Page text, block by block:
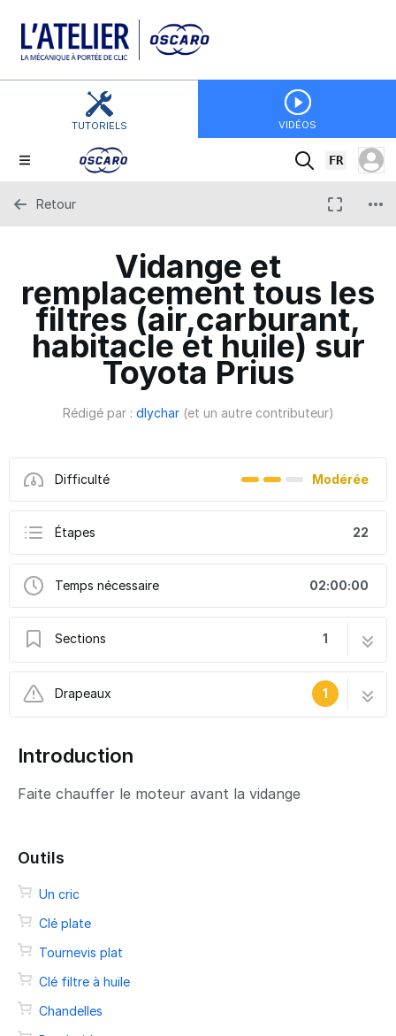
TUTORIELS VIDÉOS
FR
Vidange et
remplacement tous les
filtres (air,carburant,
habitacle et huile) sur
Toyota Prius
Rédigé par : dlychar (et un autre contributeur)
Difficulté Modérée
Étapes 22
Temps nécessaire 02:00:00
Sections 1
(air,carburant, habitacle et huile) sur Toyota
Prius
22 étapes
Drapeaux
1
User contributed
Retour
Introduction
Faite chauffer le moteur avant la vidange
Outils
Un cric
Clé plate
Tournevis plat
Clé filtre à huile
Chandelles